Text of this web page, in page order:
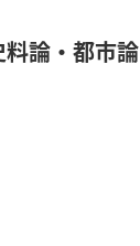
論・都市論